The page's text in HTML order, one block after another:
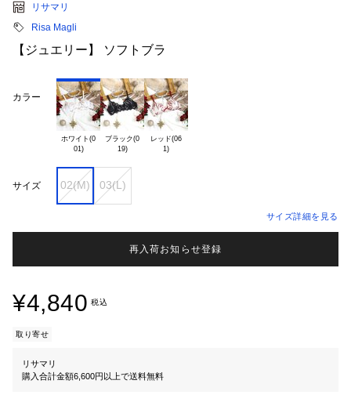
リサマリ
Risa Magli
【ジュエリー】 ソフトブラ
カラー
ホワイト(0
01)
ブラック(0
19)
レッド(06
サイズ 02(M) 03(L)
サイズ詳細を見る
再入荷お知らせ登録
¥4,840 税込
取り寄せ
リサマリ
購入合計金額6,600円以上で送料無料